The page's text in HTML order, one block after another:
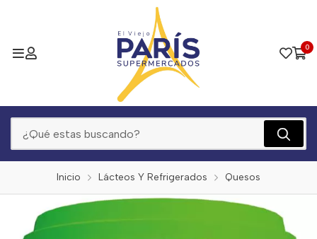
0
Inicio Lácteos Y Refrigerados Quesos